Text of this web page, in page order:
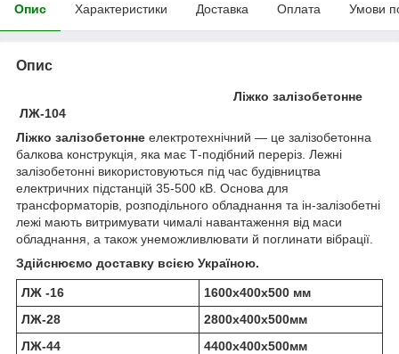
Опис Характеристики Доставка Оплата Умови
Опис
Ліжко залізобетонне
ЛЖ-104
Ліжко залізобетонне електротехнічний — це залізобетонна
балкова конструкція, яка має Т-подібний переріз. Лежні
залізобетонні використовуються під час будівництва
електричних підстанцій 35-500 кВ. Основа для
трансформаторів, розподільного обладнання та ін-залізобетні
лежі мають витримувати чималі навантаження від маси
обладнання, а також унеможливлювати й поглинати вібрації.
Здійснюємо доставку всією Україною.
ЛЖ -16
1600х400х500 мм
ЛЖ-28
2800х400х500мм
ЛЖ-44
4400х400х500мм